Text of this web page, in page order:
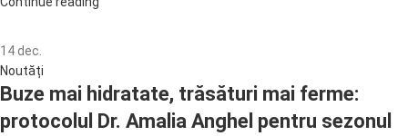
14 dec.
Noutăți
Buze mai hidratate, trăsături mai ferme:
protocolul Dr. Amalia Anghel pentru sezonul